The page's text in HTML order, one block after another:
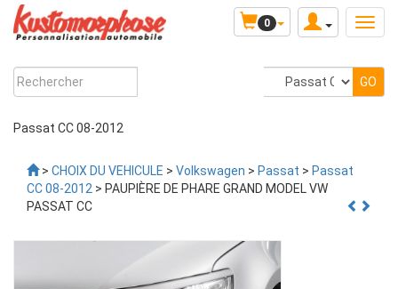
0
Passat CC 08-2012
> CHOIX DU VEHICULE > Volkswagen > Passat > Passat
CC 08-2012 > PAUPIÈRE DE PHARE GRAND MODEL VW
PASSAT CC